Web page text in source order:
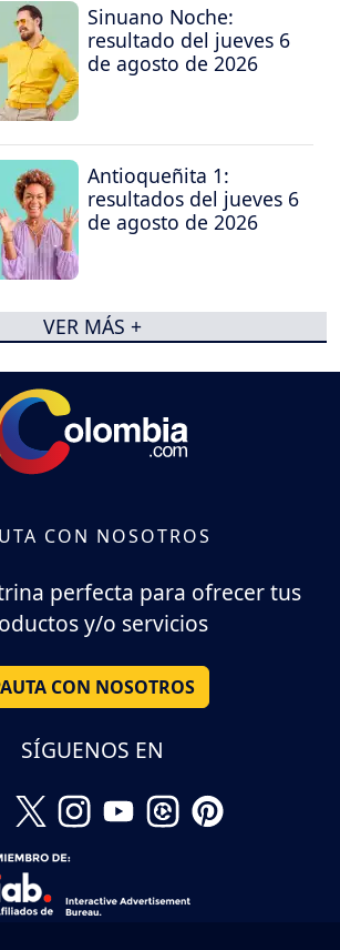
Sinuano Noche:
resultado del jueves 6
de agosto de 2026
Antioqueñita 1:
resultados del jueves 6
de agosto de 2026
VER MÁS +
CON NOSOTROS
perfecta para ofrecer tus
y/o servicios
CON NOSOTROS
SÍGUENOS EN